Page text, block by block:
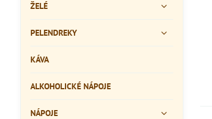
ŽELÉ
PELENDREKY
KÁVA
ALKOHOLICKÉ NÁPOJE
NÁPOJE